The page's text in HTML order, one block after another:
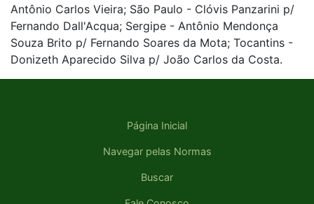
Antônio Carlos Vieira; São Paulo - Clóvis Panzarini p/
Fernando Dall'Acqua; Sergipe - Antônio Mendonça
Souza Brito p/ Fernando Soares da Mota; Tocantins -
Donizeth Aparecido Silva p/ João Carlos da Costa.
Página Inicial
Navegar pelas Normas
Buscar